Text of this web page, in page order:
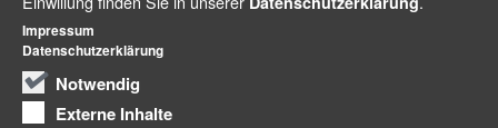
Notwendig
Externe Inhalte
Impressum
Datenschutzerklärung